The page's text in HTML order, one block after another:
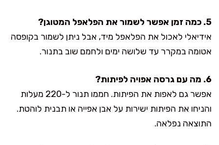
5. כמה זמן אפשר לשמור את הפלאפל המטוגן?
אידיאלי לאכול את הפלאפל מיד, אבל ניתן לשמור בקופסה
אטומה במקרר עד שלושה ימים ולחמם שוב בתנור.
6. מה עם גרסה אפויה לפיתות?
אפשר גם לאפות את הפיתות. חממו תנור ל-220 מעלות
והניחו את הפיתות ישירות על אבן אפייה או תבנית לוהטת.
התוצאה נפלאה.